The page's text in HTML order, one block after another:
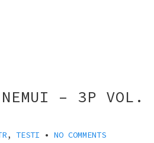
– 3P VOL.
, TESTI • NO COMMENTS